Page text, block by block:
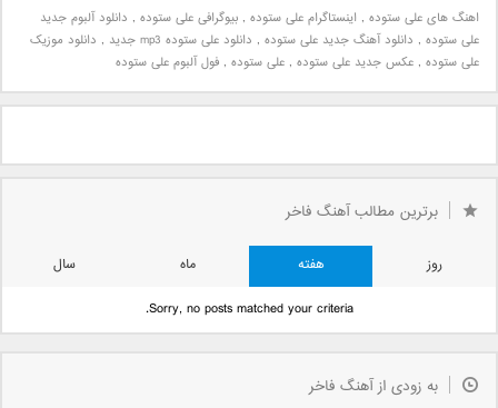
اهنگ های علی ستوده , اینستاگرام علی ستوده , بیوگرافی علی ستوده , دانلود آلبوم جدید
علی ستوده , دانلود آهنگ جدید علی ستوده , دانلود علی ستوده mp3 جدید , دانلود موزیک
علی ستوده , عکس جدید علی ستوده , علی ستوده , فول آلبوم علی ستوده
برترین مطالب آهنگ فاخر
روز هفته ماه
سال
Sorry, no posts matched your criteria.
به زودی از آهنگ فاخر